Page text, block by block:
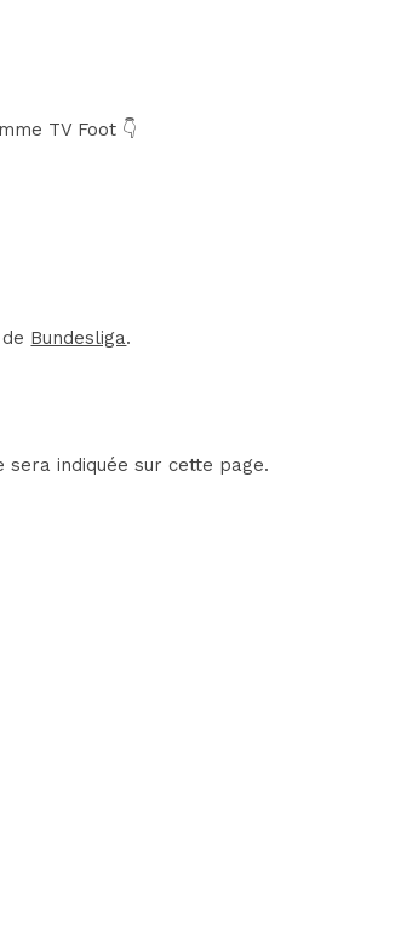
TV Foot 👇
Bundesliga.
sera indiquée sur cette page.